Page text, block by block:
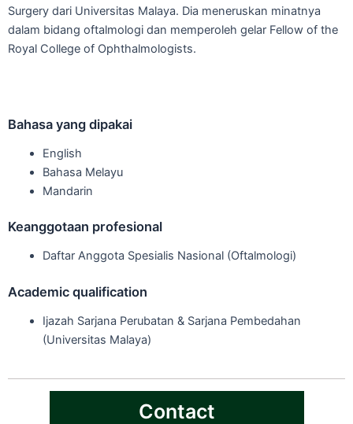
Surgery dari Universitas Malaya. Dia meneruskan minatnya
dalam bidang oftalmologi dan memperoleh gelar Fellow of the
Royal College of Ophthalmologists.
Bahasa yang dipakai
English
Bahasa Melayu
Mandarin
Keanggotaan profesional
Daftar Anggota Spesialis Nasional (Oftalmologi)
Academic qualification
Ijazah Sarjana Perubatan & Sarjana Pembedahan
(Universitas Malaya)
Contact